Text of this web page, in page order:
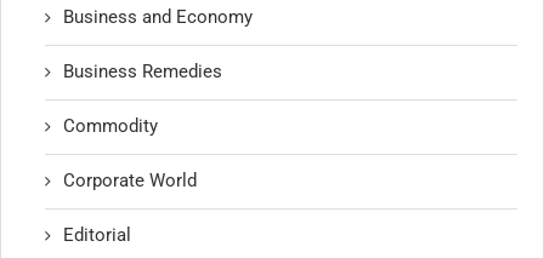
Business and Economy
Business Remedies
Commodity
Corporate World
Editorial